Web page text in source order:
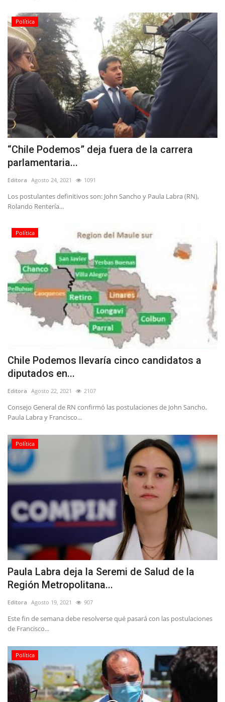
Política
“Chile Podemos” deja fuera de la carrera
parlamentaria...
Editora Agosto 24, 2021 1091
Los postulantes definitivos son: John Sancho y Paula Labra (RN),
Rolando Rentería...
Política
Chile Podemos llevaría cinco candidatos a
diputados en...
Editora Agosto 22, 2021 2107
Consejo General de RN confirmó las postulaciones de John Sancho,
Paula Labra y Francisco...
Política
Paula Labra deja la Seremi de Salud de la
Región Metropolitana...
Editora Agosto 19, 2021 907
Este fin de semana debe resolverse qué pasará con las postulaciones
de Francisco...
Política